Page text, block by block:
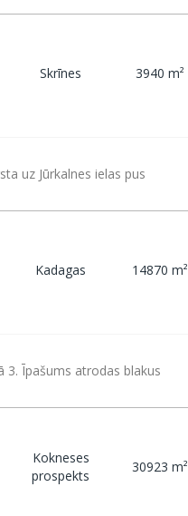
Skrīnes 3940 m²
uz Jūrkalnes ielas pus
Kadagas 14870 m²
3. Īpašums atrodas blakus
Kokneses
prospekts
30923 m²